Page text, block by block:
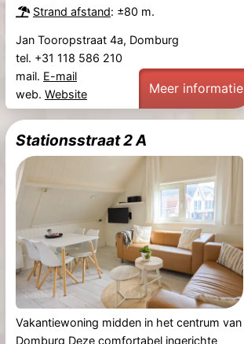
Strand afstand: ±80 m.
Jan Tooropstraat 4a, Domburg
tel. +31 118 586 210
mail. E-mail
web. Website Meer informatie
Stationsstraat 2 A
Vakantiewoning midden in het centrum van
Domburg Deze comfortabel ingerichte